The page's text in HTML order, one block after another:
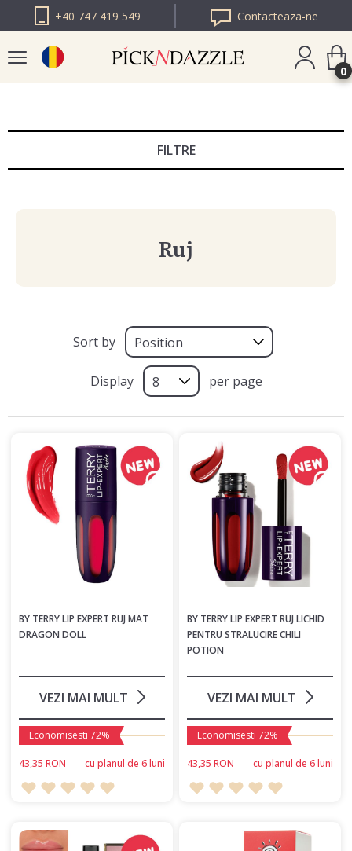
+40 747 419 549 Contacteaza-ne
PICK N DAZZLE
PICK N DAZZLE
0
FILTRE
Ruj
Sort by
Display per page
BY TERRY LIP EXPERT RUJ MAT
DRAGON DOLL
VEZI MAI MULT
Economisesti 72%
43,35 RON сu planul de 6 luni
BY TERRY LIP EXPERT RUJ LICHID
PENTRU STRALUCIRE CHILI
POTION
VEZI MAI MULT
Economisesti 72%
43,35 RON сu planul de 6 luni